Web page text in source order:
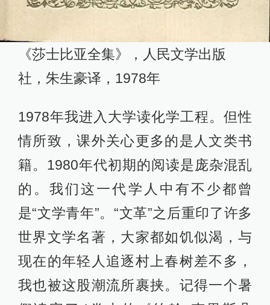
《莎士比亚全集》，人民文学出版
社，朱生豪译，1978年
1978年我进入大学读化学工程。但性
情所致，课外关心更多的是人文类书
籍。1980年代初期的阅读是庞杂混乱
的。我们这一代学人中有不少都曾
是“文学青年”。“文革”之后重印了许多
世界文学名著，大家都如饥似渴，与
现在的年轻人追逐村上春树差不多，
我也被这股潮流所裹挟。记得一个暑